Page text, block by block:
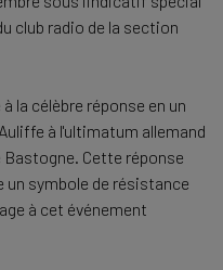
club radio de la section
la célèbre réponse en un
à l'ultimatum allemand
Cette réponse
un symbole de résistance
à cet événement